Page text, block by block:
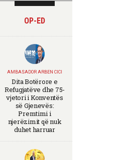
OP-ED
AMBASADOR ARBEN CICI
Dita Botërore e
Refugjatëve dhe 75-
vjetori i Konventës
së Gjenevës:
Premtimi i
njerëzimit që nuk
duhet harruar